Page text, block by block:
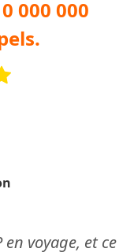
000 000
en voyage, et ce